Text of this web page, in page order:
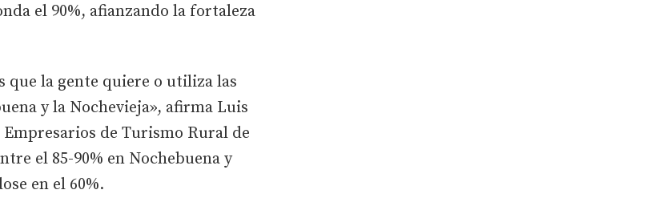
el 90%, afianzando la fortaleza
que la gente quiere o utiliza las
y la Nochevieja», afirma Luis
de Turismo Rural de
el 85-90% en Nochebuena y
en el 60%.